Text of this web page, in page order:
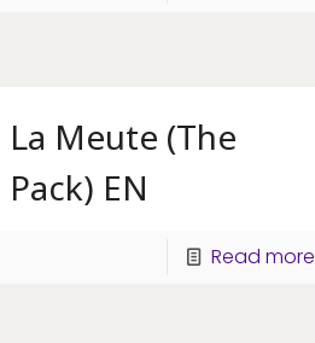
La Meute (The
Pack) EN
Read more